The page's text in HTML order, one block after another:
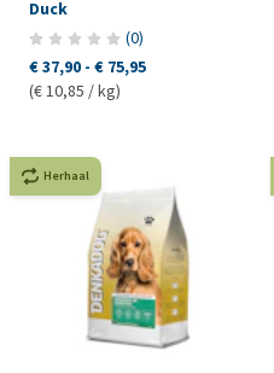
Duck
(0)
€ 37,90 - € 75,95
(€ 10,85 / kg)
Herhaal